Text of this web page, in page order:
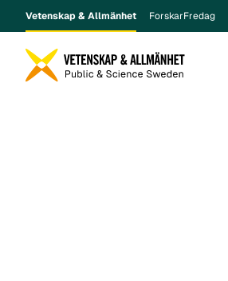
Vetenskap & Allmänhet ForskarFredag